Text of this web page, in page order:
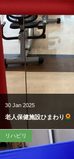
30 Jan 2025
老人保健施設ひまわり
リハビリ